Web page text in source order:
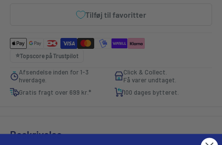
Tilføj til favoritter
⭐️Topscore påTrustpilot
Afsendelse inden for 1-3
hverdage.
Click & Collect.
Få varer undtaget.
Gratis fragt over 699 kr.*
100 dages bytteret.
Beskrivelse